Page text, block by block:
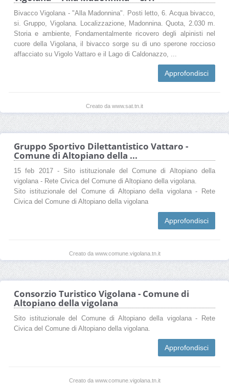
Bivacco Vigolana - "Alla Madonnina". Posti letto, 6. Acqua bivacco,
si. Gruppo, Vigolana. Localizzazione, Madonnina. Quota, 2.030 m.
Storia e ambiente, Fondamentalmente ricovero degli alpinisti nel
cuore della Vigolana, il bivacco sorge su di uno sperone roccioso
affacciato su Vigolo Vattaro e il Lago di Caldonazzo, ...
Approfondisci
Creato da www.sat.tn.it
Gruppo Sportivo Dilettantistico Vattaro -
Comune di Altopiano della ...
15 feb 2017 - Sito istituzionale del Comune di Altopiano della
vigolana - Rete Civica del Comune di Altopiano della vigolana.
Sito istituzionale del Comune di Altopiano della vigolana - Rete
Civica del Comune di Altopiano della vigolana
Approfondisci
Creato da www.comune.vigolana.tn.it
Consorzio Turistico Vigolana - Comune di
Altopiano della vigolana
Sito istituzionale del Comune di Altopiano della vigolana - Rete
Civica del Comune di Altopiano della vigolana.
Approfondisci
Creato da www.comune.vigolana.tn.it